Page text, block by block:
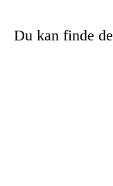
Du kan finde